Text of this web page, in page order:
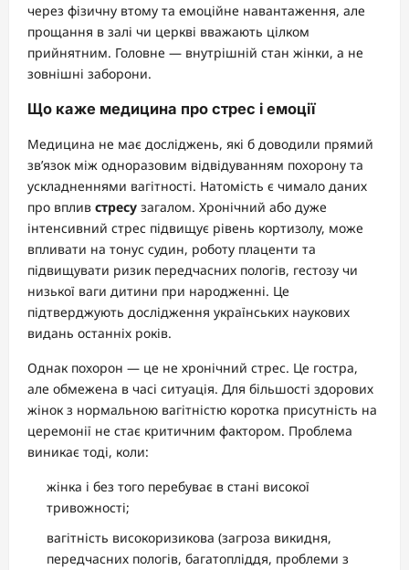
через фізичну втому та емоційне навантаження, але
прощання в залі чи церкві вважають цілком
прийнятним. Головне — внутрішній стан жінки, а не
зовнішні заборони.
Що каже медицина про стрес і емоції
Медицина не має досліджень, які б доводили прямий
зв’язок між одноразовим відвідуванням похорону та
ускладненнями вагітності. Натомість є чимало даних
про вплив стресу загалом. Хронічний або дуже
інтенсивний стрес підвищує рівень кортизолу, може
впливати на тонус судин, роботу плаценти та
підвищувати ризик передчасних пологів, гестозу чи
низької ваги дитини при народженні. Це
підтверджують дослідження українських наукових
видань останніх років.
Однак похорон — це не хронічний стрес. Це гостра,
але обмежена в часі ситуація. Для більшості здорових
жінок з нормальною вагітністю коротка присутність на
церемонії не стає критичним фактором. Проблема
виникає тоді, коли:
жінка і без того перебуває в стані високої
тривожності;
вагітність високоризикова (загроза викидня,
передчасних пологів, багатопліддя, проблеми з